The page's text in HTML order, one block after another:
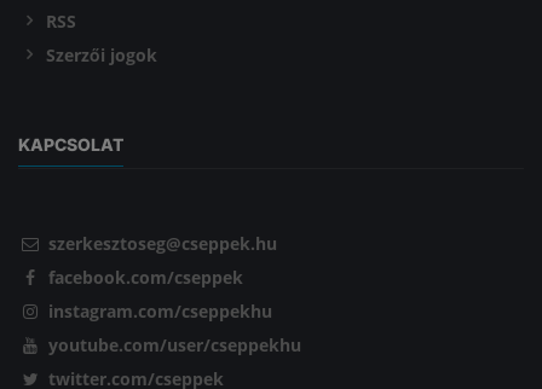
RSS
Szerzői jogok
KAPCSOLAT
szerkesztoseg@cseppek.hu
facebook.com/cseppek
instagram.com/cseppekhu
youtube.com/user/cseppekhu
twitter.com/cseppek